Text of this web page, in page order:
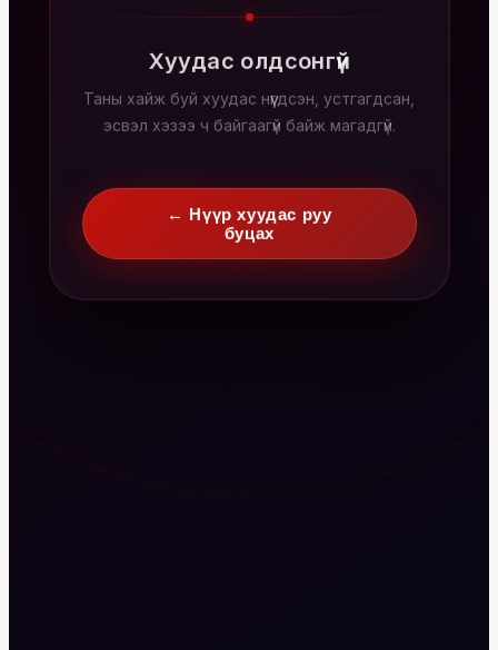
Хуудас олдсонгүй
Таны хайж буй хуудас нүүгдсэн, устгагдсан,
эсвэл хэзээ ч байгаагүй байж магадгүй.
← Нүүр хуудас руу
буцах